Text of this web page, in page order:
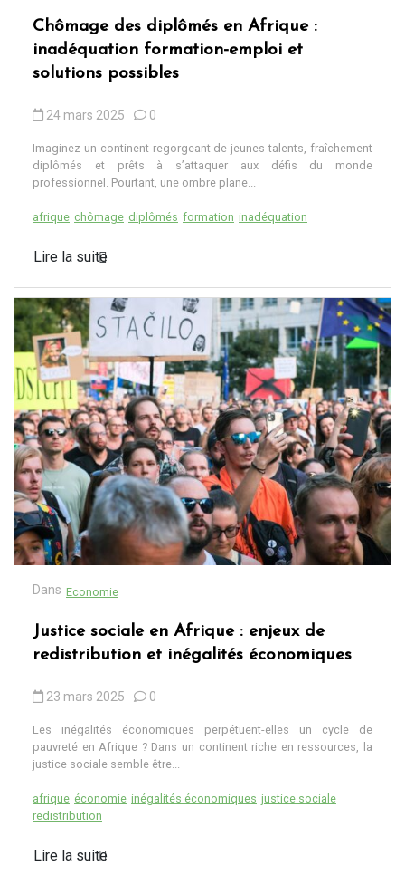
Chômage des diplômés en Afrique :
inadéquation formation-emploi et
solutions possibles
24 mars 2025 0
Imaginez un continent regorgeant de jeunes talents, fraîchement
diplômés et prêts à s’attaquer aux défis du monde
professionnel. Pourtant, une ombre plane...
afrique chômage diplômés formation inadéquation
Lire la suite
Dans Economie
Justice sociale en Afrique : enjeux de
redistribution et inégalités économiques
23 mars 2025 0
Les inégalités économiques perpétuent-elles un cycle de
pauvreté en Afrique ? Dans un continent riche en ressources, la
justice sociale semble être...
afrique économie inégalités économiques justice sociale
redistribution
Lire la suite